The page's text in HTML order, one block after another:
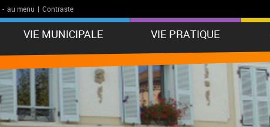
- au menu | Contraste
VIE MUNICIPALE VIE PRATIQUE